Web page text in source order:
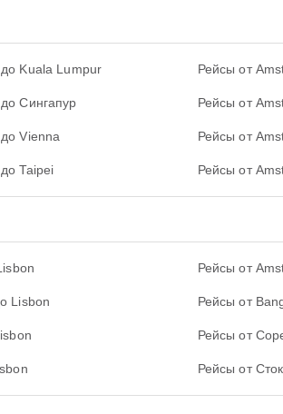
Kuala Lumpur Рейсы от
Сингапур Рейсы от
Vienna Рейсы от
Taipei Рейсы от
Рейсы от
Lisbon Рейсы от
Рейсы от
Рейсы от